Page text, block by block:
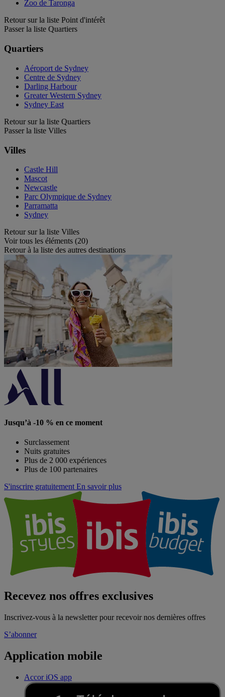
Zoo de Taronga
Retour sur la liste Point d'intérêt
Passer la liste Quartiers
Quartiers
Aéroport de Sydney
Centre de Sydney
Darling Harbour
Greater Western Sydney
Sydney East
Retour sur la liste Quartiers
Passer la liste Villes
Villes
Castle Hill
Mascot
Newcastle
Parc Olympique de Sydney
Parramatta
Sydney
Retour sur la liste Villes
Voir tous les éléments (20)
Retour à la liste des autres destinations
Jusqu’à -10 % en ce moment
Surclassement
Nuits gratuites
Plus de 2 000 expériences
Plus de 100 partenaires
S'inscrire gratuitement En savoir plus
Recevez nos offres exclusives
Inscrivez-vous à la newsletter pour recevoir nos dernières offres
S’abonner
Application mobile
Accor iOS app